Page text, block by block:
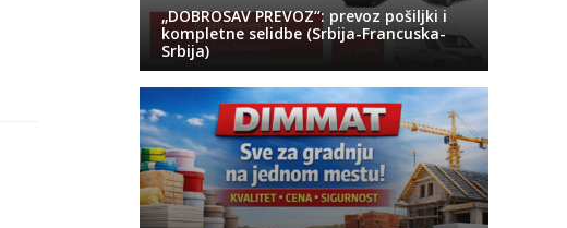
„DOBROSAV PREVOZ“: prevoz pošiljki i
kompletne selidbe (Srbija-Francuska-
Srbija)